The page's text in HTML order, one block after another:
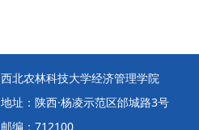
西北农林科技大学经济管理学院
地址：陕西·杨凌示范区邰城路3号
邮编：712100